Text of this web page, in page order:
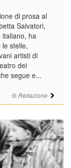
di Redazione
di prosa al
Salvatori,
ha
stelle,
artisti di
dei
segue e...